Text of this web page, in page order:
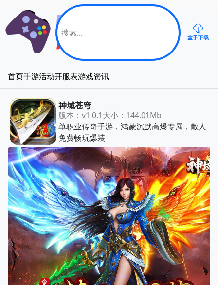
盒子下载
首页手游活动开服表游戏资讯
神域苍穹
版本：v1.0.1大小：144.01Mb
单职业传奇手游，鸿蒙沉默高爆专属，散人
免费畅玩爆装